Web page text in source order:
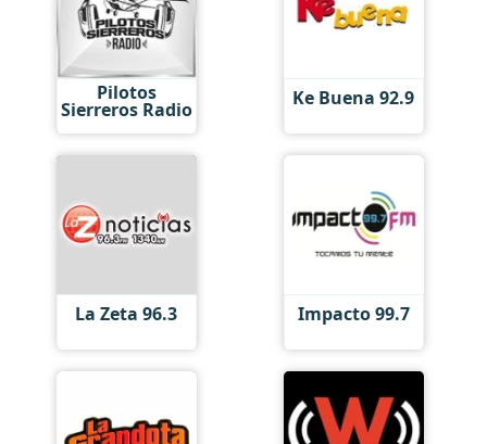
Pilotos
Sierreros Radio Ke Buena 92.9
La Zeta 96.3 Impacto 99.7